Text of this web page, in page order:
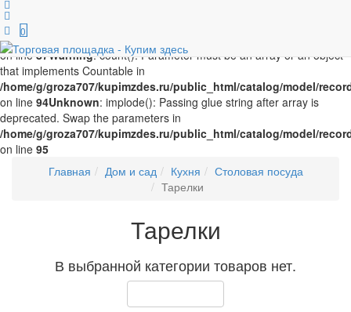
Unknown
Swap the parameters in
/home/g/groza707/kupimzdes.ru/public_html/catalog/model/
on line87Warning: count(): Parameter must be an array or an object
that implements Countable in
/home/g/groza707/kupimzdes.ru/public_html/catalog/model/
on line 94Unknown: implode(): Passing glue string after array is
deprecated. Swap the parameters in
/home/g/groza707/kupimzdes.ru/public_html/catalog/model/
on line 95
0
Главная Дом и сад Кухня
Столовая посуда
Тарелки
Тарелки
В выбранной категории товаров нет.